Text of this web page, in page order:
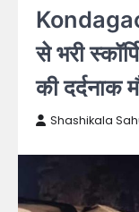
से भरी
की दर्दनाक
Shashikala